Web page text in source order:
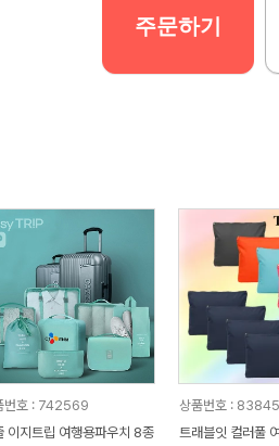
주문하기
번호 : 742569
이지트립 여행용파우치 8종
상품번호 :
트래블잇 컬러풀